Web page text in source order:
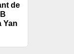
de
Yan